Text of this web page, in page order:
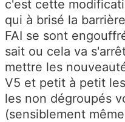
c'est cette
qui à brisé la
FAI se sont
sait ou cela va
mettre les
V5 et petit à petit
les non dégroupés
(sensiblement